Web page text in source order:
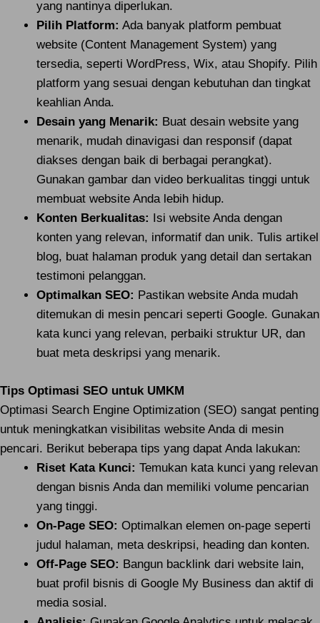
yang nantinya diperlukan.
Pilih Platform: Ada banyak platform pembuat
website (Content Management System) yang
tersedia, seperti WordPress, Wix, atau Shopify. Pilih
platform yang sesuai dengan kebutuhan dan tingkat
keahlian Anda.
Desain yang Menarik: Buat desain website yang
menarik, mudah dinavigasi dan responsif (dapat
diakses dengan baik di berbagai perangkat).
Gunakan gambar dan video berkualitas tinggi untuk
membuat website Anda lebih hidup.
Konten Berkualitas:
Isi website Anda dengan
konten yang relevan, informatif dan unik. Tulis artikel
blog, buat halaman produk yang detail dan sertakan
testimoni pelanggan.
Optimalkan SEO: Pastikan website Anda mudah
ditemukan di mesin pencari seperti Google. Gunakan
kata kunci yang relevan, perbaiki struktur UR, dan
buat meta deskripsi yang menarik.
Tips Optimasi SEO untuk UMKM
Optimasi Search Engine Optimization (SEO) sangat penting
untuk meningkatkan visibilitas website Anda di mesin
pencari. Berikut beberapa tips yang dapat Anda lakukan:
Riset Kata Kunci: Temukan kata kunci yang relevan
dengan bisnis Anda dan memiliki volume pencarian
yang tinggi.
On-Page SEO: Optimalkan elemen on-page seperti
judul halaman, meta deskripsi, heading dan konten.
Off-Page SEO: Bangun backlink dari website lain,
buat profil bisnis di Google My Business dan aktif di
media sosial.